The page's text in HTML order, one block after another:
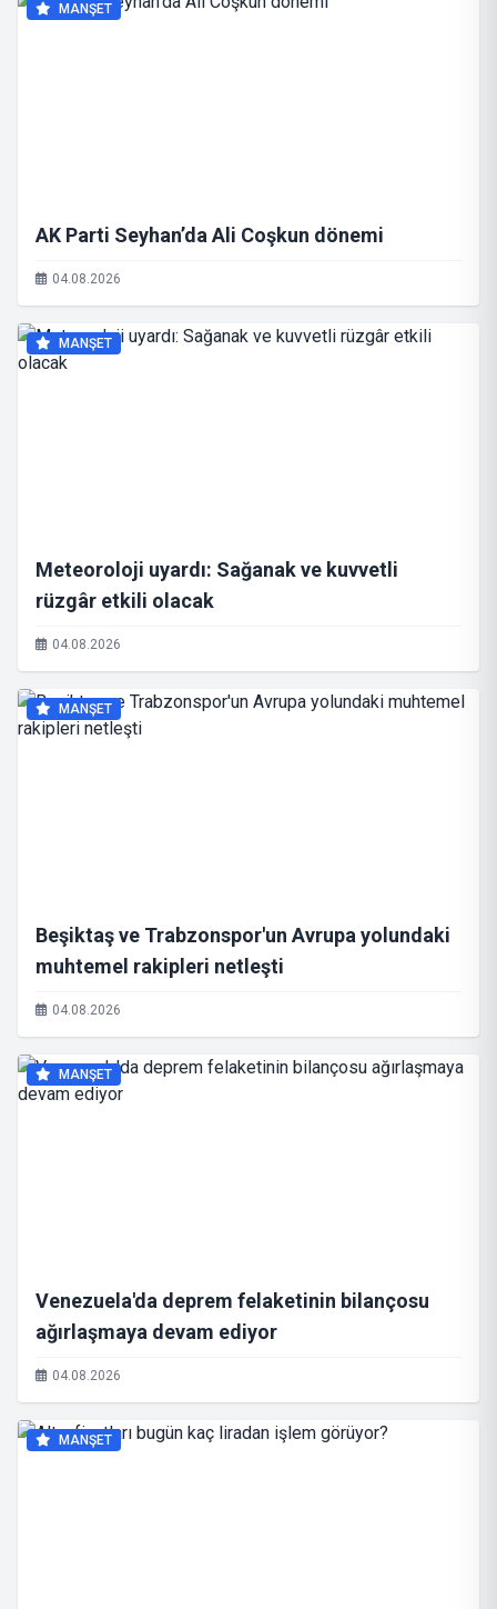
MANŞET
AK Parti Seyhan’da Ali Coşkun dönemi
04.08.2026
MANŞET
Meteoroloji uyardı: Sağanak ve kuvvetli
rüzgâr etkili olacak
04.08.2026
MANŞET
Beşiktaş ve Trabzonspor'un Avrupa yolundaki
muhtemel rakipleri netleşti
04.08.2026
MANŞET
Venezuela'da deprem felaketinin bilançosu
ağırlaşmaya devam ediyor
04.08.2026
MANŞET